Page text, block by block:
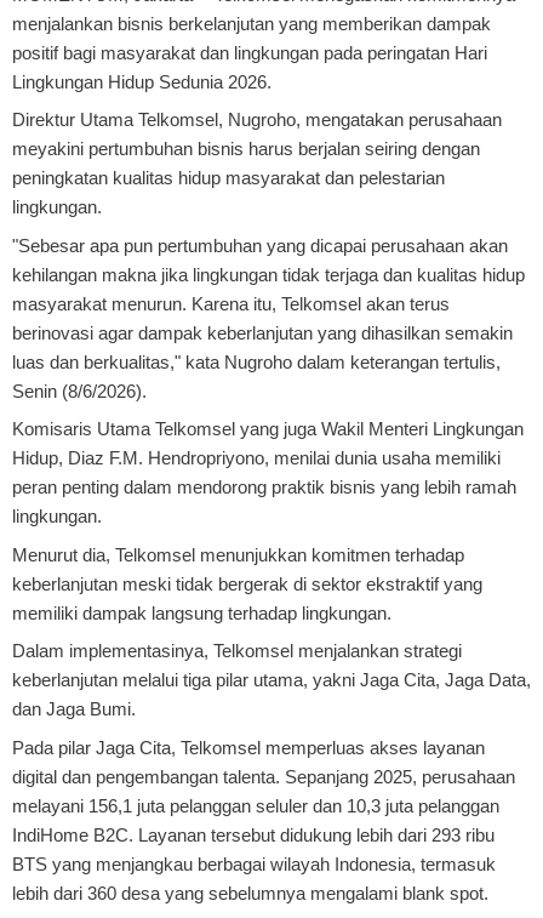
menjalankan bisnis berkelanjutan yang memberikan dampak
positif bagi masyarakat dan lingkungan pada peringatan Hari
Lingkungan Hidup Sedunia 2026.
Direktur Utama Telkomsel, Nugroho, mengatakan perusahaan
meyakini pertumbuhan bisnis harus berjalan seiring dengan
peningkatan kualitas hidup masyarakat dan pelestarian
lingkungan.
"Sebesar apa pun pertumbuhan yang dicapai perusahaan akan
kehilangan makna jika lingkungan tidak terjaga dan kualitas hidup
masyarakat menurun. Karena itu, Telkomsel akan terus
berinovasi agar dampak keberlanjutan yang dihasilkan semakin
luas dan berkualitas," kata Nugroho dalam keterangan tertulis,
Senin (8/6/2026).
Komisaris Utama Telkomsel yang juga Wakil Menteri Lingkungan
Hidup, Diaz F.M. Hendropriyono, menilai dunia usaha memiliki
peran penting dalam mendorong praktik bisnis yang lebih ramah
lingkungan.
Menurut dia, Telkomsel menunjukkan komitmen terhadap
keberlanjutan meski tidak bergerak di sektor ekstraktif yang
memiliki dampak langsung terhadap lingkungan.
Dalam implementasinya, Telkomsel menjalankan strategi
keberlanjutan melalui tiga pilar utama, yakni Jaga Cita, Jaga Data,
dan Jaga Bumi.
Pada pilar Jaga Cita, Telkomsel memperluas akses layanan
digital dan pengembangan talenta. Sepanjang 2025, perusahaan
melayani 156,1 juta pelanggan seluler dan 10,3 juta pelanggan
IndiHome B2C. Layanan tersebut didukung lebih dari 293 ribu
BTS yang menjangkau berbagai wilayah Indonesia, termasuk
lebih dari 360 desa yang sebelumnya mengalami blank spot.